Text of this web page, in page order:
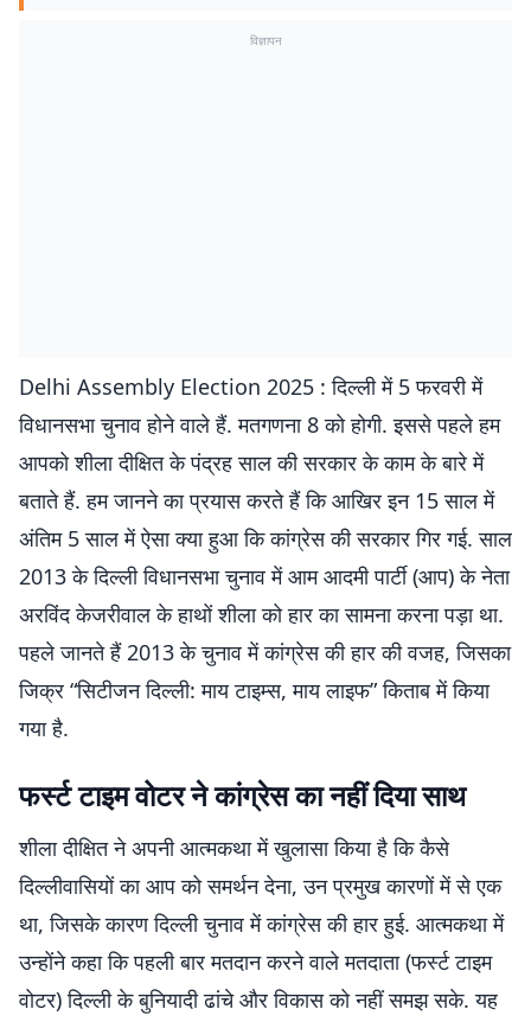
विज्ञापन
Delhi Assembly Election 2025 : दिल्ली में 5 फरवरी में
विधानसभा चुनाव होने वाले हैं. मतगणना 8 को होगी. इससे पहले हम
आपको शीला दीक्षित के पंद्रह साल की सरकार के काम के बारे में
बताते हैं. हम जानने का प्रयास करते हैं कि आखिर इन 15 साल में
अंतिम 5 साल में ऐसा क्या हुआ कि कांग्रेस की सरकार गिर गई. साल
2013 के दिल्ली विधानसभा चुनाव में आम आदमी पार्टी (आप) के नेता
अरविंद केजरीवाल के हाथों शीला को हार का सामना करना पड़ा था.
पहले जानते हैं 2013 के चुनाव में कांग्रेस की हार की वजह, जिसका
जिक्र “सिटीजन दिल्ली: माय टाइम्स, माय लाइफ” किताब में किया
गया है.
फर्स्ट टाइम वोटर ने कांग्रेस का नहीं दिया साथ
शीला दीक्षित ने अपनी आत्मकथा में खुलासा किया है कि कैसे
दिल्लीवासियों का आप को समर्थन देना, उन प्रमुख कारणों में से एक
था, जिसके कारण दिल्ली चुनाव में कांग्रेस की हार हुई. आत्मकथा में
उन्होंने कहा कि पहली बार मतदान करने वाले मतदाता (फर्स्ट टाइम
वोटर) दिल्ली के बुनियादी ढांचे और विकास को नहीं समझ सके. यह